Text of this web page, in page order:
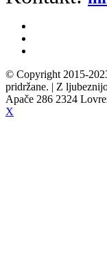
© Copyright 2015-
pridržane. | Z
Apače 286 2324
X